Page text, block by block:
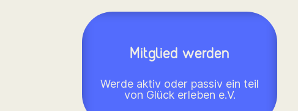
Mitglied werden
Werde aktiv oder passiv ein teil
von Glück erleben e.V.